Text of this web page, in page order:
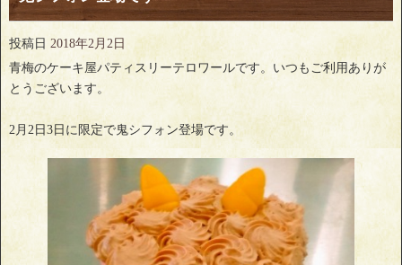
投稿日 2018年2月2日
青梅のケーキ屋パティスリーテロワールです。いつもご利用ありが
とうございます。
2月2日3日に限定で鬼シフォン登場です。